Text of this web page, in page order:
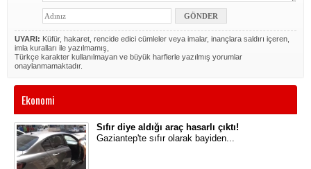
UYARI: Küfür, hakaret, rencide edici cümleler veya imalar, inançlara saldırı içeren,
imla kuralları ile yazılmamış,
Türkçe karakter kullanılmayan ve büyük harflerle yazılmış yorumlar
onaylanmamaktadır.
Ekonomi
Sıfır diye aldığı araç hasarlı çıktı!
Gaziantep'te sıfır olarak bayiden...